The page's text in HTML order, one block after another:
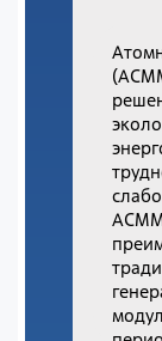
АСММ